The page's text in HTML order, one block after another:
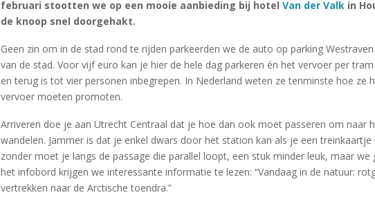
februari stootten we op een mooie aanbieding bij hotel Van der Valk in
de knoop snel doorgehakt.
Geen zin om in de stad rond te rijden parkeerden we de auto op parking
van de stad. Voor vijf euro kan je hier de hele dag parkeren én het vervoer per
en terug is tot vier personen inbegrepen. In Nederland weten ze tenminste hoe ze
vervoer moeten promoten.
Arriveren doe je aan Utrecht Centraal dat je hoe dan ook moet passeren om naar
wandelen. Jammer is dat je enkel dwars door het station kan als je een treinkaartje
zonder moet je langs de passage die parallel loopt, een stuk minder leuk, maar we
het infobord krijgen we interessante informatie te lezen: “Vandaag in de natuur:
vertrekken naar de Arctische toendra.”